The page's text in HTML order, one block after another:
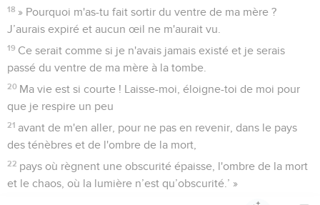
18 » Pourquoi m'as-tu fait sortir du ventre de ma mère ?
J’aurais expiré et aucun œil ne m'aurait vu.
19 Ce serait comme si je n'avais jamais existé et je serais
passé du ventre de ma mère à la tombe.
20 Ma vie est si courte ! Laisse-moi, éloigne-toi de moi pour
que je respire un peu
21 avant de m'en aller, pour ne pas en revenir, dans le pays
des ténèbres et de l'ombre de la mort,
22 pays où règnent une obscurité épaisse, l'ombre de la mort
et le chaos, où la lumière n’est qu’obscurité.’ »